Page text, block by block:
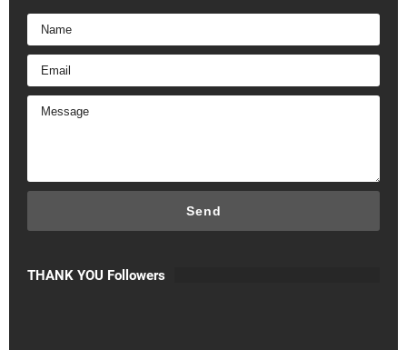
THANK YOU Followers